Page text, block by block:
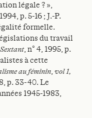
légale ? »,
p. 5-16 ; J.-P.
formelle.
du travail
Sextant, n° 4, 1995, p.
à cette
au féminin, vol 1,
p. 33-40. Le
1945-1983,